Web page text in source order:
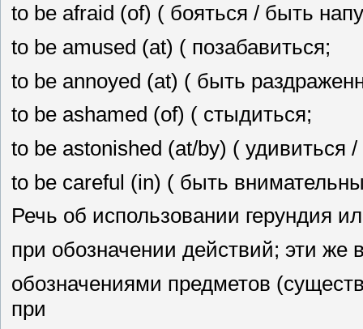
to be afraid (of) ( бояться / быть
to be amused (at) ( позабавиться;
to be annoyed (at) ( быть
to be ashamed (of) ( стыдиться;
to be astonished (at/by) ( удивиться
to be careful (in) ( быть
Речь об использовании герундия
при обозначении действий; эти же
обозначениями предметов
при